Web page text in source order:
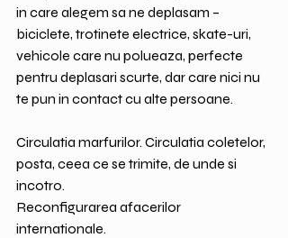
in care alegem sa ne deplasam –
biciclete, trotinete electrice, skate-uri,
vehicole care nu polueaza, perfecte
pentru deplasari scurte, dar care nici nu
te pun in contact cu alte persoane.
Circulatia marfurilor. Circulatia coletelor,
posta, ceea ce se trimite, de unde si
incotro.
Reconfigurarea afacerilor
internationale.